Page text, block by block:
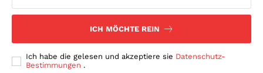
ICH MÖCHTE REIN
Ich habe die gelesen und akzeptiere sie Datenschutz-
Bestimmungen .